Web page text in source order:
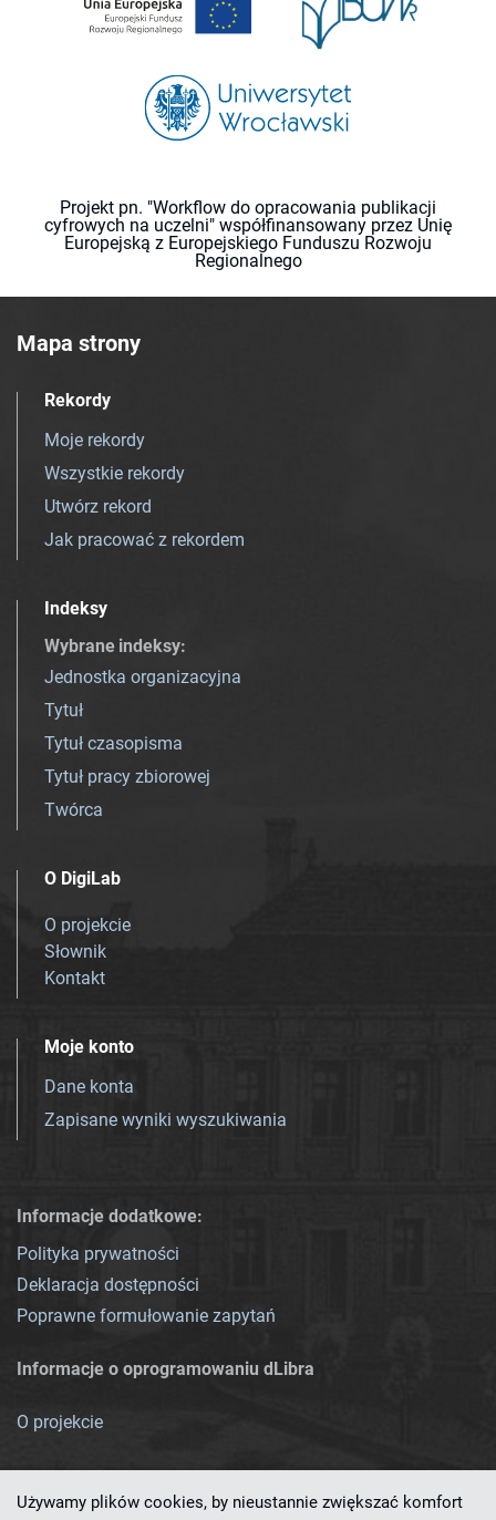
Projekt pn. "Workflow do opracowania publikacji
cyfrowych na uczelni" współfinansowany przez Unię
Europejską z Europejskiego Funduszu Rozwoju
Regionalnego
Mapa strony
Rekordy
Moje rekordy
Wszystkie rekordy
Utwórz rekord
Jak pracować z rekordem
Indeksy
Wybrane indeksy:
Jednostka organizacyjna
Tytuł
Tytuł czasopisma
Tytuł pracy zbiorowej
Twórca
O DigiLab
O projekcie
Słownik
Kontakt
Moje konto
Dane konta
Zapisane wyniki wyszukiwania
Informacje dodatkowe:
Polityka prywatności
Deklaracja dostępności
Poprawne formułowanie zapytań
Informacje o oprogramowaniu dLibra
O projekcie
Używamy plików cookies, by nieustannie zwiększać komfort